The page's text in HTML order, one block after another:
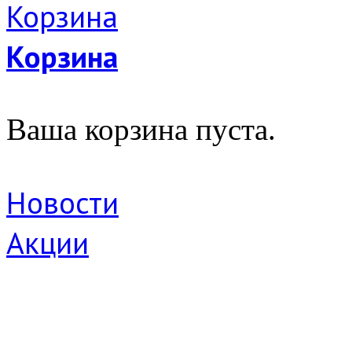
Корзина
Ваша корзина пуста.
Новости
Акции